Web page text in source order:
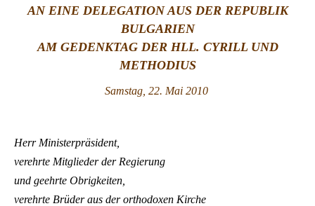
中文
AN EINE DELEGATION AUS DER REPUBLIK
BULGARIEN
AM GEDENKTAG DER HLL. CYRILL UND
METHODIUS
Samstag, 22. Mai 2010
Herr Ministerpräsident,
verehrte Mitglieder der Regierung
und geehrte Obrigkeiten,
verehrte Brüder aus der orthodoxen Kirche